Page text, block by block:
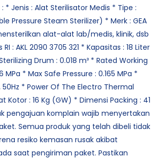
* Jenis : Alat Sterilisator Medis * Tipe :
Pressure Steam Sterilizer) * Merk : GEA
alat-alat lab/medis, klinik, dsb
: AKL 2090 3705 321 * Kapasitas : 18 Liter
Drum : 0.018 m³ * Rated Working
MPa * Max Safe Pressure : 0.165 MPa *
50Hz * Power Of The Electro Thermal
Kotor : 16 Kg (GW) * Dimensi Packing : 41
pengajuan komplain wajib menyertakan
Semua produk yang telah dibeli tidak
resiko kemasan rusak akibat
saat pengiriman paket. Pastikan